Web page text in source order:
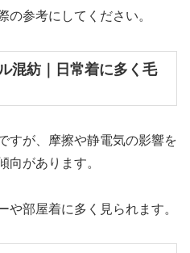
の参考にしてください。
混紡｜日常着に多く毛
すが、摩擦や静電気の影響を
向があります。
や部屋着に多く見られます。